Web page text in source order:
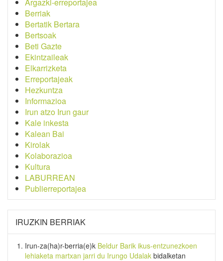
Berriak
Bertatik Bertara
Bertsoak
Beti Gazte
Ekintzaileak
Elkarrizketa
Erreportajeak
Hezkuntza
Informazioa
Irun atzo Irun gaur
Kale inkesta
Kalean Bai
Kirolak
Kolaborazioa
Kultura
LABURREAN
Publierreportajea
IRUZKIN BERRIAK
Irun-za(ha)r-berria(e)k Beldur Barik ikus-entzunezkoen
lehiaketa martxan jarri du Irungo Udalak bidalketan